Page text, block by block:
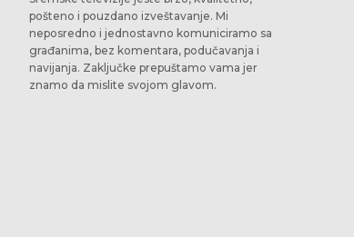
pošteno i pouzdano izveštavanje. Mi
neposredno i jednostavno komuniciramo sa
građanima, bez komentara, podučavanja i
navijanja. Zaključke prepuštamo vama jer
znamo da mislite svojom glavom.